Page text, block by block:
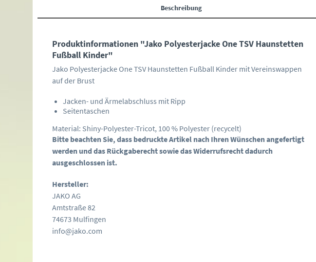
Beschreibung
Produktinformationen "Jako Polyesterjacke One TSV Haunstetten
Fußball Kinder"
Jako Polyesterjacke One TSV Haunstetten Fußball Kinder mit Vereinswappen
auf der Brust
Jacken- und Ärmelabschluss mit Ripp
Seitentaschen
Material: Shiny-Polyester-Tricot, 100 % Polyester (recycelt)
Bitte beachten Sie, dass bedruckte Artikel nach Ihren Wünschen angefertigt
werden und das Rückgaberecht sowie das Widerrufsrecht dadurch
ausgeschlossen ist.
Hersteller:
JAKO AG
Amtstraße 82
74673 Mulfingen
info@jako.com